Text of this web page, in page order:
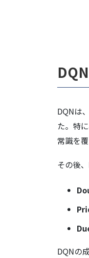
DQNは
た。特
常識を
その後
DQNの